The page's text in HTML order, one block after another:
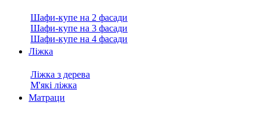
Шафи-купе на 2 фасади
Шафи-купе на 3 фасади
Шафи-купе на 4 фасади
Ліжка
Ліжка з дерева
М'які ліжка
Матраци